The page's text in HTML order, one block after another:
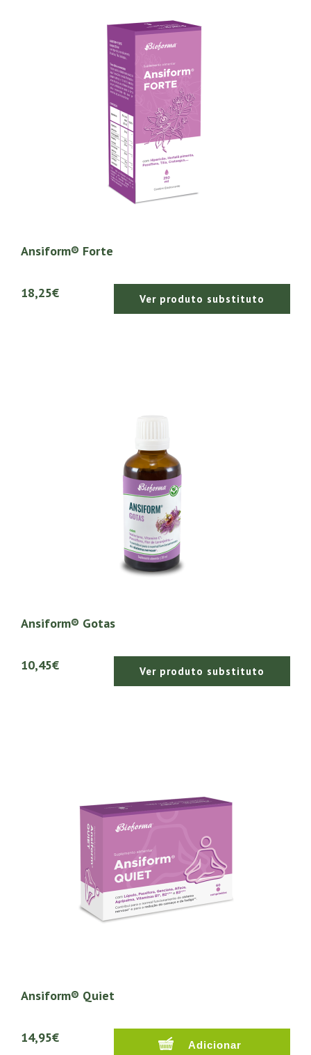
Ansiform® Forte
18,25€ Ver produto substituto
Ansiform® Gotas
10,45€ Ver produto substituto
Ansiform® Quiet
14,95€